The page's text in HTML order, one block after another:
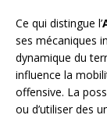
Ce qui distingue l’
ses mécaniques
dynamique du
influence la
offensive. La
ou d’utiliser des